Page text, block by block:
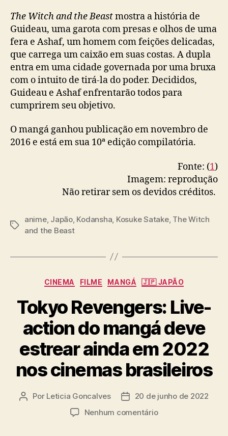
s
t
’
g
n
h
a
u
m
m
e
The Witch and the Beastmostra a história de
Guideau, uma garota com presas e olhos de uma
fera e Ashaf, um homem com feições delicadas,
que carrega um caixão em suas costas. A dupla
entra em uma cidade governada por uma bruxa
com o intuito de tirá-la do poder. Decididos,
Guideau e Ashaf enfrentarão todos para
cumprirem seu objetivo.
O mangá ganhou publicação em novembro de
2016 e está em sua 10ª edição compilatória.
Fonte: (1)
Imagem: reprodução
Não retirar sem os devidos créditos.
T
s
anime, Japão, Kodansha, Kosuke Satake, The Witch
and the Beast
C
t
e
g
o
r
i
a
CINEMA FILME MANGÁ 🇯🇵 JAPÃO
Tokyo Revengers: Live-
action do mangá deve
estrear ainda em 2022
nos cinemas brasileiros
A Por Leticia Goncalves
D 20 de junho de 2022
Nenhum comentárioe